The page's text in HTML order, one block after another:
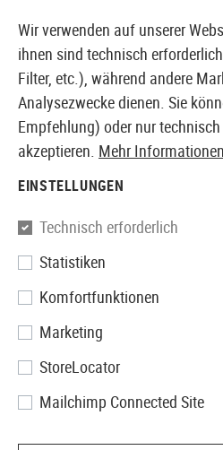
EUROPÄISCHER AIRSOFT
Emerson
Light Stick Holder
Wir verwenden auf unserer
ihnen sind technisch
Filter, etc.), während andere
Analysezwecke dienen. Sie
Empfehlung) oder nur
akzeptieren. Mehr
EINSTELLUNGEN
Technisch erforderlich
Statistiken
Komfortfunktionen
Marketing
StoreLocator
Mailchimp Connected Site